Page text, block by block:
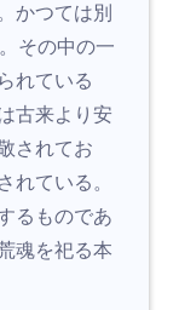
かつては別
その中の一
れている
古来より安
されてお
れている。
るものであ
魂を祀る本